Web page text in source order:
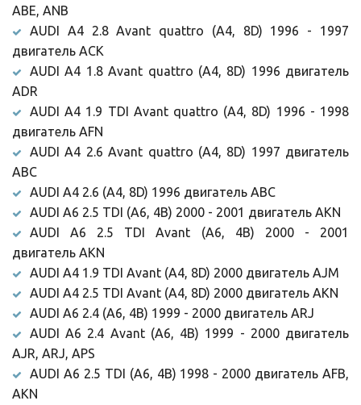
ABE, ANB
AUDI A4 2.8 Avant quattro (A4, 8D) 1996 - 1997
двигатель ACK
AUDI A4 1.8 Avant quattro (A4, 8D) 1996 двигатель
ADR
AUDI A4 1.9 TDI Avant quattro (A4, 8D) 1996 - 1998
двигатель AFN
AUDI A4 2.6 Avant quattro (A4, 8D) 1997 двигатель
ABC
AUDI A4 2.6 (A4, 8D) 1996 двигатель ABC
AUDI A6 2.5 TDI (A6, 4B) 2000 - 2001 двигатель AKN
AUDI A6 2.5 TDI Avant (A6, 4B) 2000 - 2001
двигатель AKN
AUDI A4 1.9 TDI Avant (A4, 8D) 2000 двигатель AJM
AUDI A4 2.5 TDI Avant (A4, 8D) 2000 двигатель AKN
AUDI A6 2.4 (A6, 4B) 1999 - 2000 двигатель ARJ
AUDI A6 2.4 Avant (A6, 4B) 1999 - 2000 двигатель
AJR, ARJ, APS
AUDI A6 2.5 TDI (A6, 4B) 1998 - 2000 двигатель AFB,
AKN